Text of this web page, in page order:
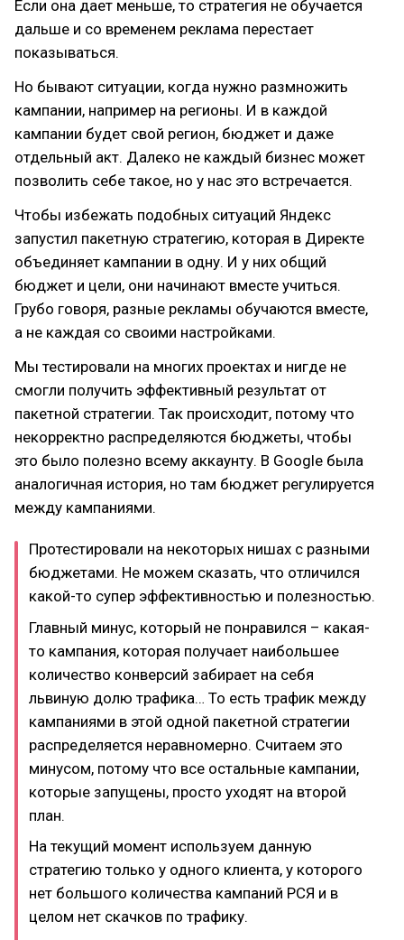
Если она дает меньше, то стратегия не обучается
дальше и со временем реклама перестает
показываться.
Но бывают ситуации, когда нужно размножить
кампании, например на регионы. И в каждой
кампании будет свой регион, бюджет и даже
отдельный акт. Далеко не каждый бизнес может
позволить себе такое, но у нас это встречается.
Чтобы избежать подобных ситуаций Яндекс
запустил пакетную стратегию, которая в Директе
объединяет кампании в одну. И у них общий
бюджет и цели, они начинают вместе учиться.
Грубо говоря, разные рекламы обучаются вместе,
а не каждая со своими настройками.
Мы тестировали на многих проектах и нигде не
смогли получить эффективный результат от
пакетной стратегии. Так происходит, потому что
некорректно распределяются бюджеты, чтобы
это было полезно всему аккаунту. В Google была
аналогичная история, но там бюджет регулируется
между кампаниями.
Протестировали на некоторых нишах с разными
бюджетами. Не можем сказать, что отличился
какой-то супер эффективностью и полезностью.
Главный минус, который не понравился – какая-
то кампания, которая получает наибольшее
количество конверсий забирает на себя
львиную долю трафика… То есть трафик между
кампаниями в этой одной пакетной стратегии
распределяется неравномерно. Считаем это
минусом, потому что все остальные кампании,
которые запущены, просто уходят на второй
план.
На текущий момент используем данную
стратегию только у одного клиента, у которого
нет большого количества кампаний РСЯ и в
целом нет скачков по трафику.